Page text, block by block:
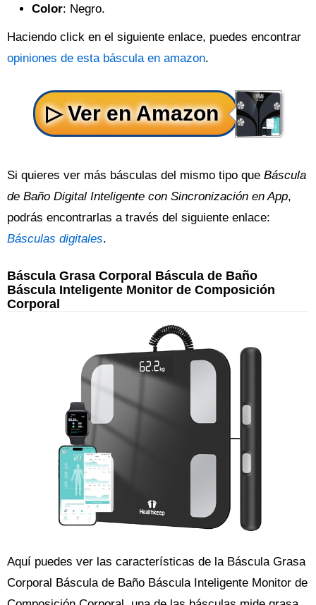
Color: Negro.
Haciendo click en el siguiente enlace, puedes encontrar
opiniones de esta báscula en amazon.
Si quieres ver más básculas del mismo tipo que Báscula
de Baño Digital Inteligente con Sincronización en App,
podrás encontrarlas a través del siguiente enlace:
Básculas digitales.
Báscula Grasa Corporal Báscula de Baño
Báscula Inteligente Monitor de Composición
Corporal
Aquí puedes ver las características de la Báscula Grasa
Corporal Báscula de Baño Báscula Inteligente Monitor de